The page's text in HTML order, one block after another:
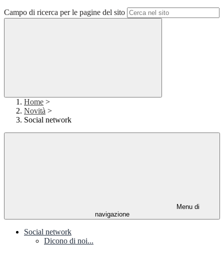
Campo di ricerca per le pagine del sito
Home >
Novità >
Social network
Menu di
navigazione
Social network
Dicono di noi...